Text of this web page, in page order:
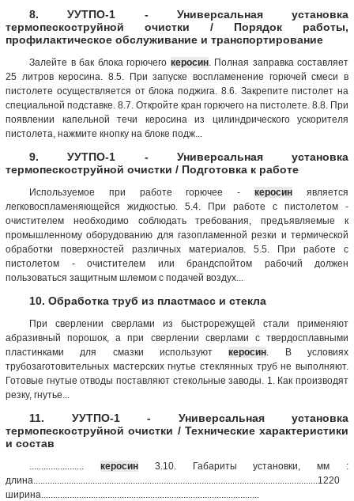
8. УУТПО-1 - Универсальная установка
термопескоструйной очистки / Порядок работы,
профилактическое обслуживание и транспортирование
Залейте в бак блока горючего керосин. Полная заправка составляет
25 литров керосина. 8.5. При запуске воспламенение горючей смеси в
пистолете осуществляется от блока поджига. 8.6. Закрепите пистолет на
специальной подставке. 8.7. Откройте кран горючего на пистолете. 8.8. При
появлении капельной течи керосина из цилиндрического ускорителя
пистолета, нажмите кнопку на блоке подж...
9. УУТПО-1 - Универсальная установка
термопескоструйной очистки / Подготовка к работе
Используемое при работе горючее -керосин является
легковоспламеняющейся жидкостью. 5.4. При работе с пистолетом -
очистителем необходимо соблюдать требования, предъявляемые к
промышленному оборудованию для газопламенной резки и термической
обработки поверхностей различных материалов. 5.5. При работе с
пистолетом - очистителем или брандспойтом рабочий должен
пользоваться защитным шлемом с подачей воздух...
10. Обработка труб из пластмасс и стекла
При сверлении сверлами из быстрорежущей стали применяют
абразивный порошок, а при сверлении сверлами с твердосплавными
пластинками для смазки используюткеросин . В условиях
трубозаготовительных мастерских гнутье стеклянных труб не выполняют.
Готовые гнутые отводы поставляют стекольные заводы. 1. Как производят
резку, гнутье...
11. УУТПО-1 - Универсальная установка
термопескоструйной очистки / Технические характеристики
и состав
керосин3.10. Габариты установки, мм :
длина........................................................................................................................1220
ширина............................................................................................